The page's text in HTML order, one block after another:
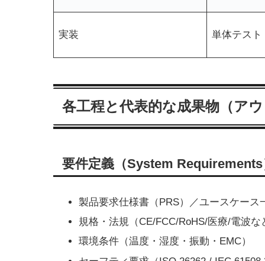
実装 単体テスト
各工程と代表的な成果物（アウ
要件定義（System Requirements
製品要求仕様書（PRS）／ユースケース
規格・法規（CE/FCC/RoHS/医療/電波な
環境条件（温度・湿度・振動・EMC）